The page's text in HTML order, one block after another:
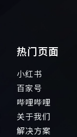
热门页面
小红书
百家号
哔哩哔哩
关于我们
解决方案